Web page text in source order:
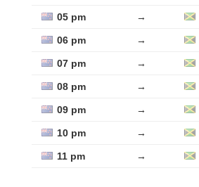
05 pm →
06 pm →
07 pm →
08 pm →
09 pm →
10 pm →
11 pm →